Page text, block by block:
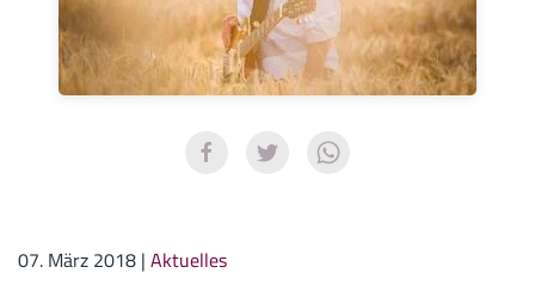
07. März 2018 | Aktuelles